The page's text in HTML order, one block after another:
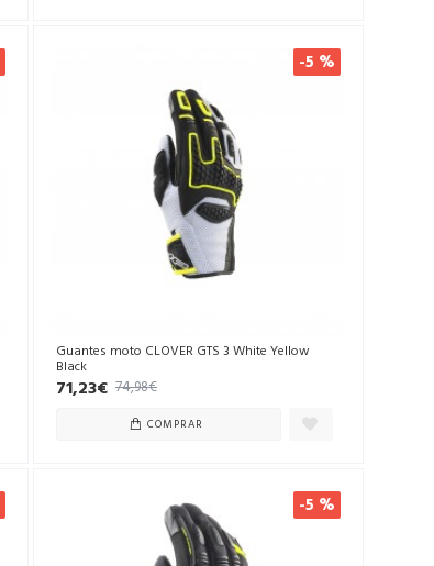
-5 %
Guantes moto CLOVER GTS 3 White Yellow
Black
71,23€ 74,98€
COMPRAR
-5 %